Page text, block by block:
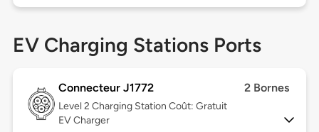
EV Charging Stations Ports
Connecteur J1772 2 Bornes
Level 2 Charging Station Coût: Gratuit
EV Charger